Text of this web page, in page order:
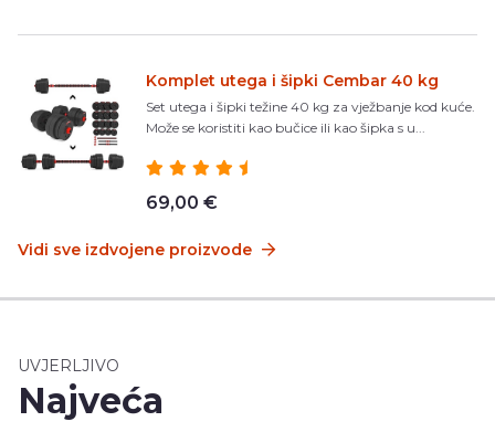
Komplet utega i šipki Cembar 40 kg
Set utega i šipki težine 40 kg za vježbanje kod kuće.
Može se koristiti kao bučice ili kao šipka s u...
69,00 €
Vidi sve izdvojene proizvode
UVJERLJIVO
Najveća